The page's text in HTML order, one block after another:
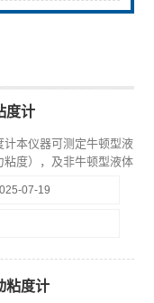
度计
计本仪器可测定牛顿型液
粘度），及非牛顿型液体
定性好。广泛应用于油
品、药物、胶粘剂、化妆
07-19
粘度计